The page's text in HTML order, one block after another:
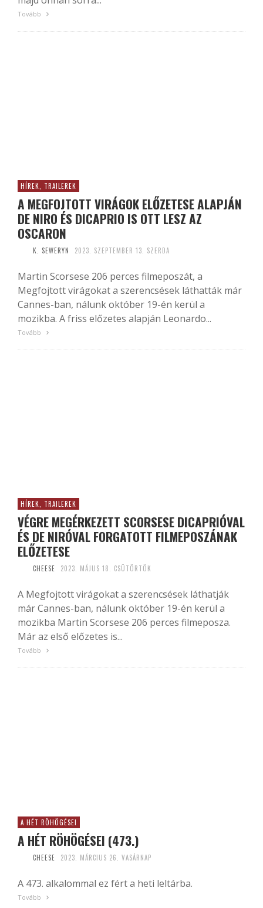
Tovább
HÍREK, TRAILEREK
A MEGFOJTOTT VIRÁGOK ELŐZETESE ALAPJÁN
DE NIRO ÉS DICAPRIO IS OTT LESZ AZ
OSCARON
K. SEWERYN 2023. SZEPTEMBER 13. SZERDA
Martin Scorsese 206 perces filmeposzát, a
Megfojtott virágokat a szerencsések láthatták már
Cannes-ban, nálunk október 19-én kerül a
mozikba. A friss előzetes alapján Leonardo...
Tovább
HÍREK, TRAILEREK
VÉGRE MEGÉRKEZETT SCORSESE DICAPRIÓVAL
ÉS DE NIRÓVAL FORGATOTT FILMEPOSZÁNAK
ELŐZETESE
CHEESE 2023. MÁJUS 18. CSÜTÖRTÖK
A Megfojtott virágokat a szerencsések láthatják
már Cannes-ban, nálunk október 19-én kerül a
mozikba Martin Scorsese 206 perces filmeposza.
Már az első előzetes is...
Tovább
A HÉT RÖHÖGÉSEI
A HÉT RÖHÖGÉSEI (473.)
CHEESE 2023. MÁRCIUS 26. VASÁRNAP
A 473. alkalommal ez fért a heti leltárba.
Tovább